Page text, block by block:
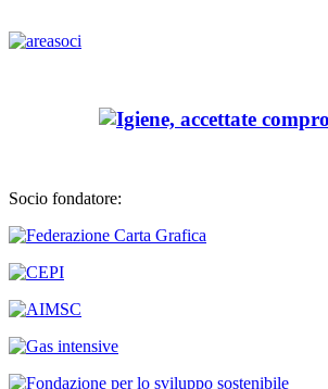
Socio fondatore: